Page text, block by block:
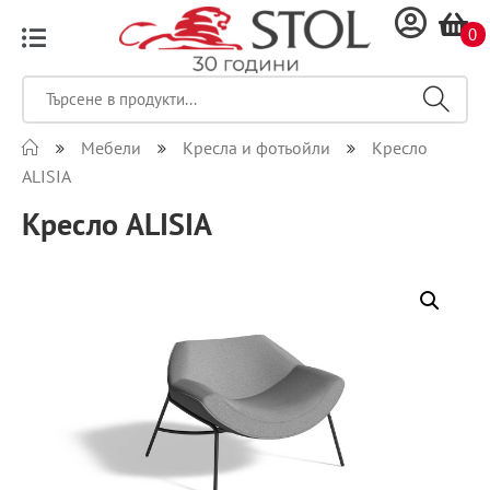
0
Мебели Кресла и фотьойли
Кресло
ALISIA
Кресло ALISIA